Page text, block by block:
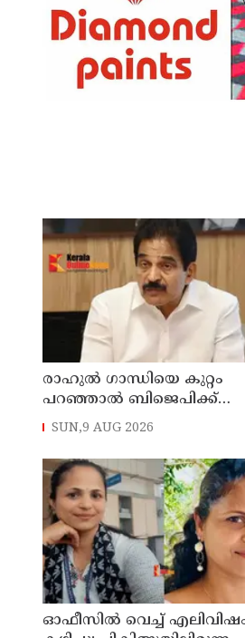
രാഹുല്‍ ഗാന്ധിയെ കുറ്റം
പറഞ്ഞാല്‍ ബിജെപിക്ക്
സുഖിക്കും ശശി തരൂരിന്
വേണുഗോപാല്‍
SUN,9 AUG 2026
ഓഫീസില്‍ വെച്ച്